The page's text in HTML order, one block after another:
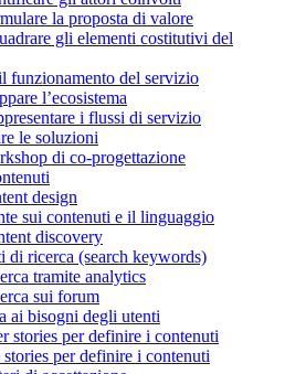
la proposta di valore
gli elementi costitutivi del
funzionamento del servizio
l’ecosistema
i flussi di servizio
le soluzioni
di co-progettazione
design
sui contenuti e il linguaggio
discovery
di ricerca (search keywords)
tramite analytics
sui forum
ai bisogni degli utenti
stories per definire i contenuti
stories per definire i contenuti